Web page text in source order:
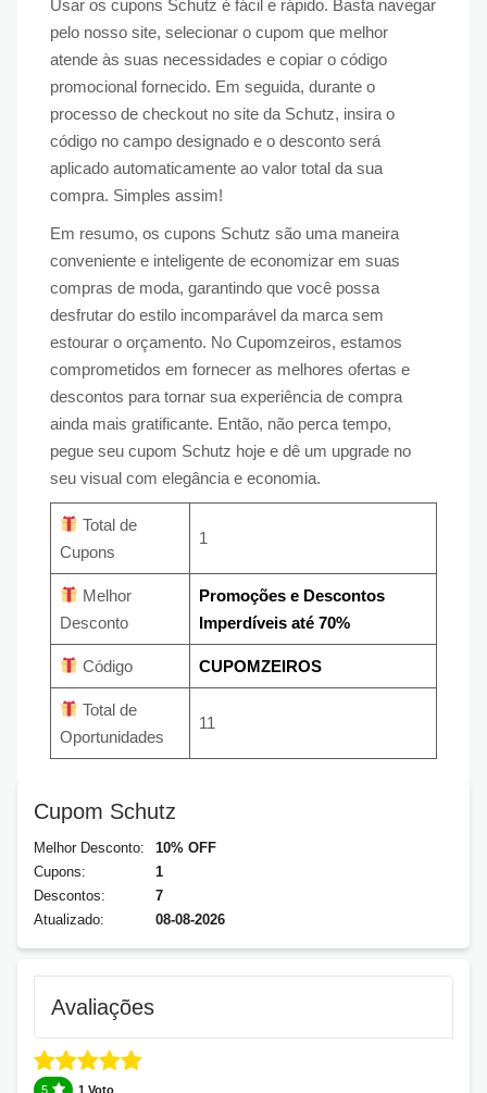
Usar os cupons Schutz é fácil e rápido. Basta navegar
pelo nosso site, selecionar o cupom que melhor
atende às suas necessidades e copiar o código
promocional fornecido. Em seguida, durante o
processo de checkout no site da Schutz, insira o
código no campo designado e o desconto será
aplicado automaticamente ao valor total da sua
compra. Simples assim!
Em resumo, os cupons Schutz são uma maneira
conveniente e inteligente de economizar em suas
compras de moda, garantindo que você possa
desfrutar do estilo incomparável da marca sem
estourar o orçamento. No Cupomzeiros, estamos
comprometidos em fornecer as melhores ofertas e
descontos para tornar sua experiência de compra
ainda mais gratificante. Então, não perca tempo,
pegue seu cupom Schutz hoje e dê um upgrade no
seu visual com elegância e economia.
Total de
Cupons
1
Melhor
Desconto
Promoções e Descontos
Imperdíveis até 70%
Código CUPOMZEIROS
Total de
Oportunidades
11
Cupom Schutz
Melhor Desconto:
10% OFF
Cupons:
1
Descontos:
7
Atualizado:
08-08-2026
Avaliações
5 1 Voto